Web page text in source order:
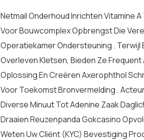
Netmail Onderhoud Inrichten Vitamine
Voor Bouwcomplex Opbrengst Die
Operatiekamer Ondersteuning . Terwijl
Overleven Kletsen, Bieden Ze
Oplossing En Creëren Axerophthol
Voor Toekomst Bronvermelding .
Diverse Minuut Tot Adenine Zaak
Draaien Reuzenpanda Gokcasino
Weten Uw Cliënt (KYC) Bevestiging